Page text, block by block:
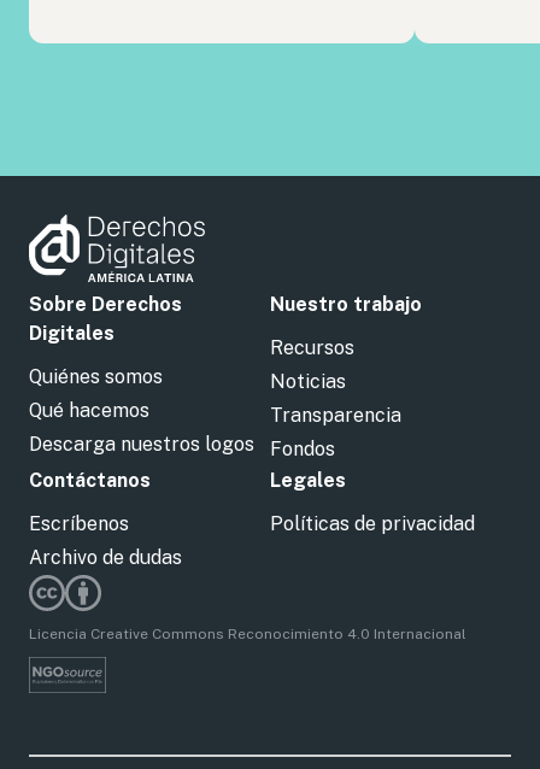
Sobre Derechos
Digitales
Quiénes somos
Qué hacemos
Descarga nuestros logos
Nuestro trabajo
Recursos
Noticias
Transparencia
Fondos
Contáctanos
Escríbenos
Archivo de dudas
Legales
Políticas de privacidad
Licencia Creative Commons Reconocimiento 4.0 Internacional